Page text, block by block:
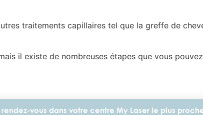
traitements capillaires tel que la greffe de
il existe de nombreuses étapes que vous
rendez-vous dans votre centre My Laser le plus